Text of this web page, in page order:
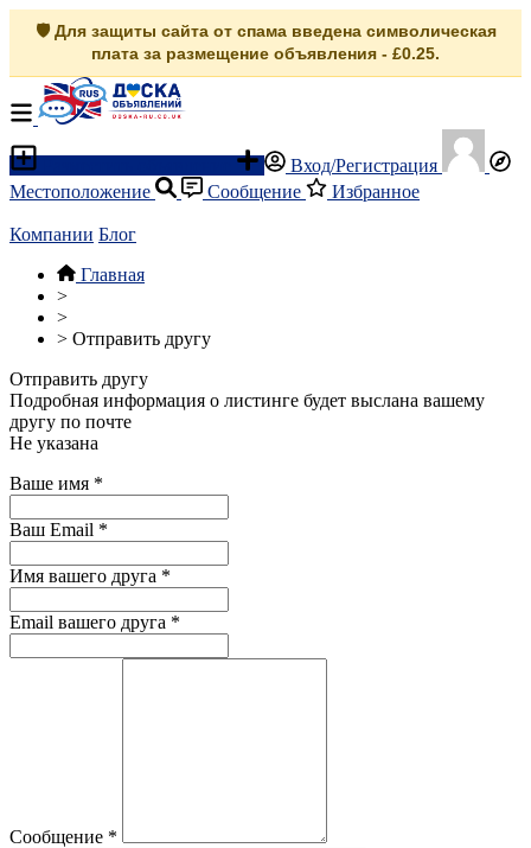
🛡️ Для защиты сайта от спама введена символическая
плата за размещение объявления - £0.25.
Вход/Регистрация
Местоположение
Сообщение Избранное
Компании Блог
Главная
>
>
> Отправить другу
Отправить другу
Подробная информация о листинге будет выслана вашему
другу по почте
Не указана
Ваше имя *
Ваш Email *
Имя вашего друга *
Email вашего друга *
Сообщение *